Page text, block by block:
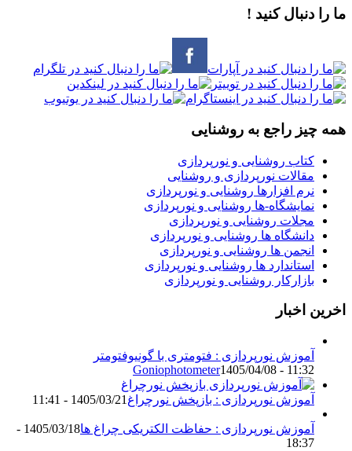
ما را دنبال کنید !
همه چیز راجع به روشنایی
کتاب روشنایی و نورپردازی
مقالات نورپردازی و روشنایی
نرم افزارها روشنایی و نورپردازی
نمایشگاه-ها روشنایی و نورپردازی
مجلات روشنایی و نورپردازی
دانشگاه ها روشنایی و نورپردازی
انجمن ها روشنایی و نورپردازی
استاندارد ها روشنایی و نورپردازی
بازارکار روشنایی و نورپردازی
اخرین اخبار
آموزش نورپردازی : فتومتری با گونیوفتومتر
Goniophotometer1405/04/08 - 11:32
آموزش نورپردازی : بازپخش نورچراغ 1405/03/21 - 11:41
آموزش نورپردازی : حفاظت الکتریکی چراغ ها
1405/03/18 -
18:37